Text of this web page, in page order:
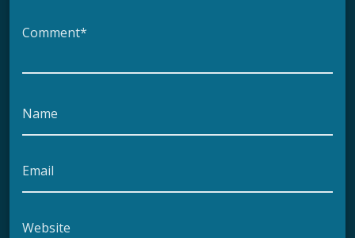
Comment*
Name
Email
Website